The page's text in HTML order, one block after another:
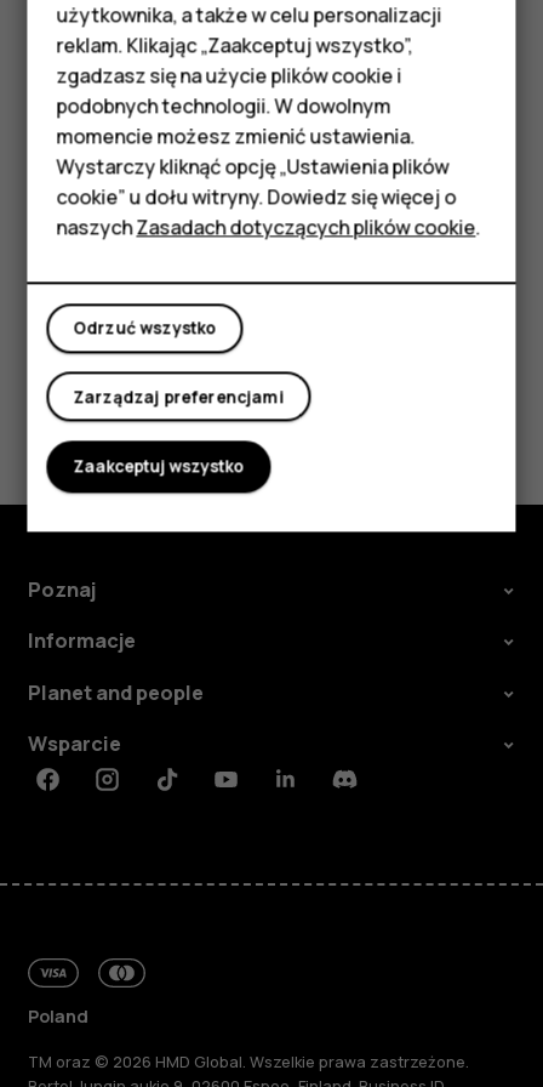
Telefony z funkcjami
podstawowymi
Akcesoria
HMD Terra M
Tablety
Moje konto
Jeśli Twój poprzedni telefon działał na Androidzie i miał
włączone tworzenie kopii zapasowych na koncie Google,
możesz przywrócić ustawienia aplikacji i hasła do sieci Wi-
Dotknij kolejnoUstawienia>System>
Zaawansowane>Kopia zapasowa.
Przełącz opcjęKopia zapasowa na Dysku Google
wartość
Czy te informacje były pomocne?
Tak Nie
Poznaj
Informacje
Planet and people
Wsparcie
FacebookInstagramTiktokYoutubeLinkedinDiscord
Poland
TM oraz © 2026 HMD Global. Wszelkie prawa zastrzeżone.
użytkownika, a także w celu personalizacji
reklam. Klikając „Zaakceptuj wszystko”,
zgadzasz się na użycie plików cookie i
podobnych technologii. W dowolnym
momencie możesz zmienić ustawienia.
Wystarczy kliknąć opcję „Ustawienia plików
cookie” u dołu witryny. Dowiedz się więcej o
naszychZasadach dotyczących plików cookie.
Odrzuć wszystko
Zarządzaj preferencjami
Zaakceptuj wszystko